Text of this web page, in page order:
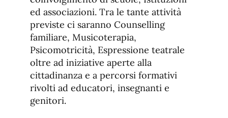
ed associazioni. Tra le tante attività
previste ci saranno Counselling
familiare, Musicoterapia,
Psicomotricità, Espressione teatrale
oltre ad iniziative aperte alla
cittadinanza e a percorsi formativi
rivolti ad educatori, insegnanti e
genitori.